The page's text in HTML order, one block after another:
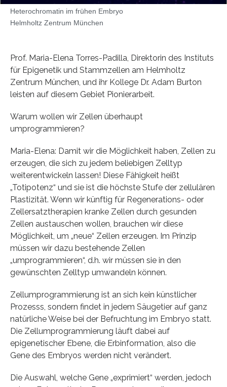
Heterochromatin im frühen Embryo
Helmholtz Zentrum München
Prof. Maria-Elena Torres-Padilla, Direktorin des Instituts
für Epigenetik und Stammzellen am Helmholtz
Zentrum München, und ihr Kollege Dr. Adam Burton
leisten auf diesem Gebiet Pionierarbeit.
Warum wollen wir Zellen überhaupt
umprogrammieren?
Maria-Elena: Damit wir die Möglichkeit haben, Zellen zu
erzeugen, die sich zu jedem beliebigen Zelltyp
weiterentwickeln lassen! Diese Fähigkeit heißt
„Totipotenz“ und sie ist die höchste Stufe der zellulären
Plastizität. Wenn wir künftig für Regenerations- oder
Zellersatztherapien kranke Zellen durch gesunden
Zellen austauschen wollen, brauchen wir diese
Möglichkeit, um „neue“ Zellen erzeugen. Im Prinzip
müssen wir dazu bestehende Zellen
„umprogrammieren“, d.h. wir müssen sie in den
gewünschten Zelltyp umwandeln können.
Zellumprogrammierung ist an sich kein künstlicher
Prozesss, sondern findet in jedem Säugetier auf ganz
natürliche Weise bei der Befruchtung im Embryo statt.
Die Zellumprogrammierung läuft dabei auf
epigenetischer Ebene, die Erbinformation, also die
Gene des Embryos werden nicht verändert.
Die Auswahl, welche Gene „exprimiert“ werden, jedoch